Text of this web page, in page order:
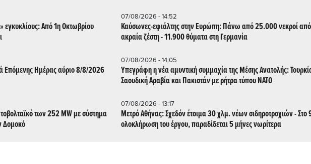
εγκυκλίους: Από 1η Οκτωβρίου
07/08/2026 - 14:52
Καύσωνες-εφιάλτης στην Ευρώπη: Πάνω από 25.000 νεκροί
ακραία ζέστη - 11.900 θύματα στη Γερμανία
Επόμενης Ημέρας αύριο 8/8/2026
07/08/2026 - 14:05
Υπεγράφη η νέα αμυντική συμμαχία της Μέσης Ανατολής:
Σαουδική Αραβία και Πακιστάν με ρήτρα τύπου ΝΑΤΟ
των 252 MW με σύστημα
Δομοκό
07/08/2026 - 13:17
Μετρό Αθήνας: Σχεδόν έτοιμα 30 χλμ. νέων σιδηροτροχιών - Στο
ολοκλήρωση του έργου, παραδίδεται 5 μήνες νωρίτερα